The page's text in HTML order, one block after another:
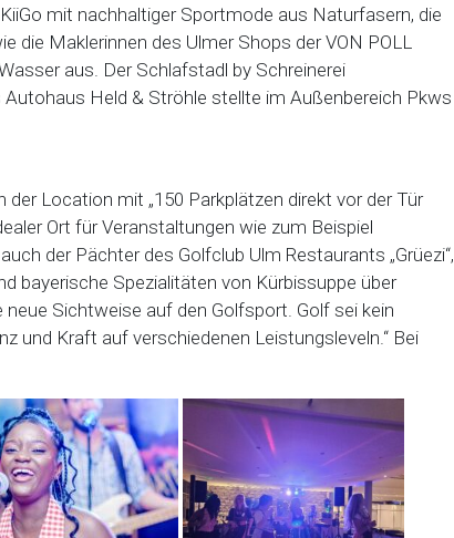
mit nachhaltiger Sportmode aus Naturfasern, die
die Maklerinnen des Ulmer Shops der VON POLL
aus. Der Schlafstadl by Schreinerei
Held & Ströhle stellte im Außenbereich Pkws
Location mit „150 Parkplätzen direkt vor der Tür
Ort für Veranstaltungen wie zum Beispiel
der Pächter des Golfclub Ulm Restaurants „Grüezi“,
bayerische Spezialitäten von Kürbissuppe über
Sichtweise auf den Golfsport. Golf sei kein
und Kraft auf verschiedenen Leistungsleveln.“ Bei